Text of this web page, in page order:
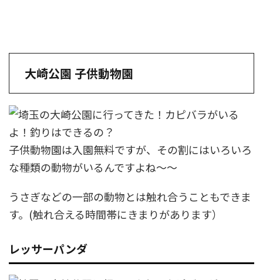
大崎公園 子供動物園
子供動物園は入園無料ですが、その割にはいろいろ
な種類の動物がいるんですよね〜〜
うさぎなどの一部の動物とは触れ合うこともできま
す。(触れ合える時間帯にきまりがあります）
レッサーパンダ